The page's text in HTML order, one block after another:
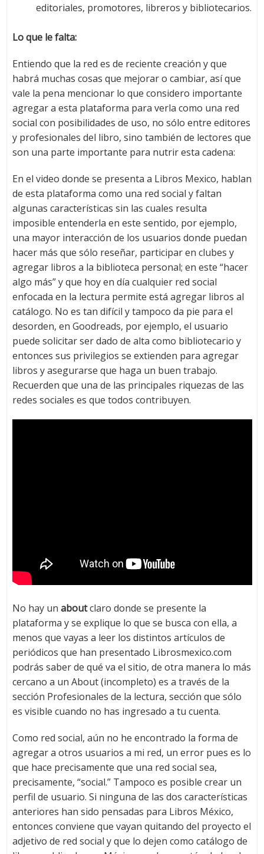
editoriales, promotores, libreros y bibliotecarios.
Lo que le falta:
Entiendo que la red es de reciente creación y que
habrá muchas cosas que mejorar o cambiar, así que
vale la pena mencionar lo que considero importante
agregar a esta plataforma para verla como una red
social con posibilidades de uso, no sólo entre editores
y profesionales del libro, sino también de lectores que
son una parte importante para nutrir esta cadena:
En el video donde se presenta a Libros Mexico, hablan
de esta plataforma como una red social y faltan
algunas características sin las cuales resulta
imposible entenderla en este sentido, por ejemplo,
una mayor interacción de los usuarios donde puedan
hacer más que sólo reseñar, participar en clubes y
agregar libros a la biblioteca personal; en este “hacer
algo más” y que hoy en día cualquier red social
enfocada en la lectura permite está agregar libros al
catálogo. No es tan difícil y tampoco da pie para el
desorden, en Goodreads, por ejemplo, el usuario
puede solicitar ser dado de alta como bibliotecario y
entonces sus privilegios se extienden para agregar
libros y asegurarse que haga un buen trabajo.
Recuerden que una de las principales riquezas de las
redes sociales es que todos contribuyen.
No hay un aboutclaro donde se presente la
plataforma y se explique lo que se busca con ella, a
menos que vayas a leer los distintos artículos de
periódicos que han presentado Librosmexico.com
podrás saber de qué va el sitio, de otra manera lo más
cercano a un About (incompleto) es a través de la
sección Profesionales de la lectura, sección que sólo
es visible cuando no has ingresado a tu cuenta.
Como red social, aún no he encontrado la forma de
agregar a otros usuarios a mi red, un error pues es lo
que hace precisamente que una red social sea,
precisamente, “social.” Tampoco es posible crear un
perfil de usuario. Si ninguna de las dos características
anteriores han sido pensadas para Libros México,
entonces conviene que vayan quitando del proyecto el
adjetivo de red social y que lo dejen como catálogo de